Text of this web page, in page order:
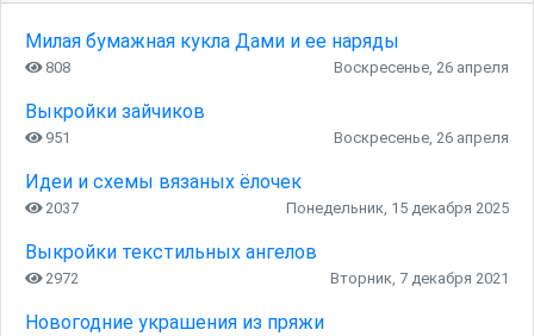
Милая бумажная кукла Дами и ее наряды
808 Воскресенье, 26 апреля
Выкройки зайчиков
951 Воскресенье, 26 апреля
Идеи и схемы вязаных ёлочек
2037 Понедельник, 15 декабря 2025
Выкройки текстильных ангелов
2972 Вторник, 7 декабря 2021
Новогодние украшения из пряжи